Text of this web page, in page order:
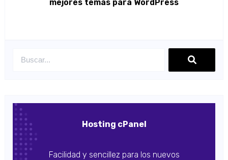
mejores temas para WordPress
Hosting cPanel
Facilidad y sencillez para los nuevos